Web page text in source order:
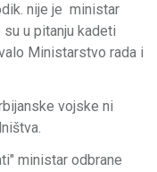
nije je ministar
u pitanju kadeti
Ministarstvo rada i
vojske ni
ministar odbrane